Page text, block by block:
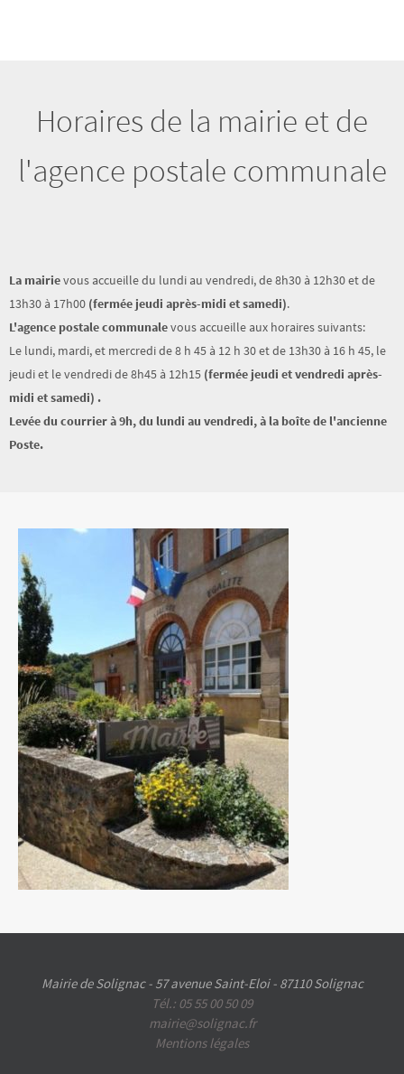
Horaires de la mairie et de
l'agence postale communale
La mairievous accueille du lundi au vendredi, de 8h30 à 12h30 et de
13h30 à 17h00 (fermée jeudi après-midi et samedi).
L'agence postale communalevous accueille aux horaires suivants:
Le lundi, mardi, et mercredi de 8 h 45 à 12 h 30 et de 13h30 à 16 h 45, le
jeudi et le vendredi de 8h45 à 12h15 (fermée jeudi et vendredi après-
midi et samedi) .
Levée du courrier à 9h, du lundi au vendredi, à la boîte de l'ancienne
Poste.
Mairie de Solignac - 57 avenue Saint-Eloi - 87110 Solignac
Tél.: 05 55 00 50 09
mairie@solignac.fr
Mentions légales